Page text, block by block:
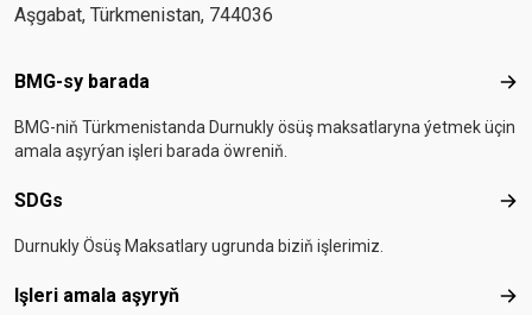
Aşgabat, Türkmenistan, 744036
Footer menu
BMG-sy barada
BMG-niň Türkmenistanda Durnukly ösüş maksatlaryna ýetmek üçin
amala aşyrýan işleri barada öwreniň.
SDGs
Durnukly Ösüş Maksatlary ugrunda biziň işlerimiz.
Işleri amala aşyryň